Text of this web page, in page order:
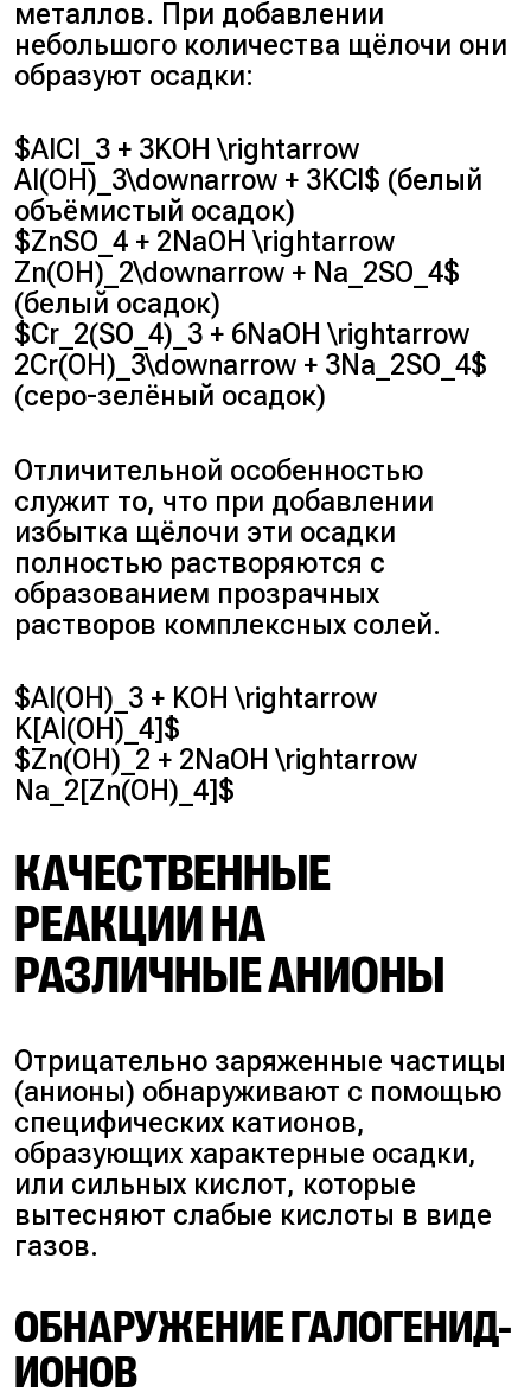
металлов. При добавлении
небольшого количества щёлочи они
образуют осадки:
$AlCl_3 + 3KOH \rightarrow
Al(OH)_3\downarrow + 3KCl$ (белый
объёмистый осадок)
$ZnSO_4 + 2NaOH \rightarrow
Zn(OH)_2\downarrow + Na_2SO_4$
(белый осадок)
$Cr_2(SO_4)_3 + 6NaOH \rightarrow
2Cr(OH)_3\downarrow + 3Na_2SO_4$
(серо-зелёный осадок)
Отличительной особенностью
служит то, что при добавлении
избытка щёлочи эти осадки
полностью растворяются с
образованием прозрачных
растворов комплексных солей.
$Al(OH)_3 + KOH \rightarrow
K[Al(OH)_4]$
$Zn(OH)_2 + 2NaOH \rightarrow
Na_2[Zn(OH)_4]$
КАЧЕСТВЕННЫЕ
РЕАКЦИИ НА
РАЗЛИЧНЫЕ АНИОНЫ
Отрицательно заряженные частицы
(анионы) обнаруживают с помощью
специфических катионов,
образующих характерные осадки,
или сильных кислот, которые
вытесняют слабые кислоты в виде
газов.
ОБНАРУЖЕНИЕ ГАЛОГЕНИД-
ИОНОВ